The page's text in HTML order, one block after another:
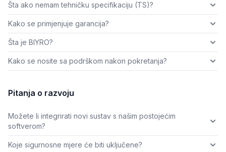
Šta ako nemam tehničku specifikaciju (TS)?
Kako se primjenjuje garancija?
Šta je BIYRO?
Kako se nosite sa podrškom nakon pokretanja?
Pitanja o razvoju
Možete li integrirati novi sustav s našim postojećim
softverom?
Koje sigurnosne mjere će biti uključene?